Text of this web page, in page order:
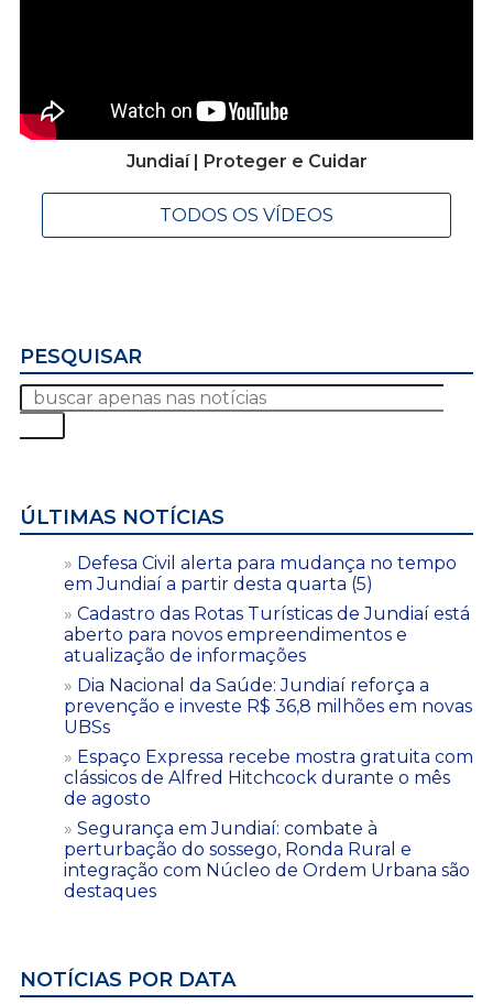
Jundiaí | Proteger e Cuidar
TODOS OS VÍDEOS
PESQUISAR
ÚLTIMAS NOTÍCIAS
Defesa Civil alerta para mudança no tempo
em Jundiaí a partir desta quarta (5)
Cadastro das Rotas Turísticas de Jundiaí está
aberto para novos empreendimentos e
atualização de informações
Dia Nacional da Saúde: Jundiaí reforça a
prevenção e investe R$ 36,8 milhões em novas
UBSs
Espaço Expressa recebe mostra gratuita com
clássicos de Alfred Hitchcock durante o mês
de agosto
Segurança em Jundiaí: combate à
perturbação do sossego, Ronda Rural e
integração com Núcleo de Ordem Urbana são
destaques
NOTÍCIAS POR DATA